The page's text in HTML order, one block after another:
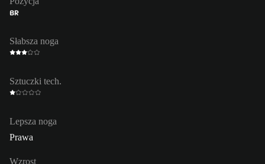
BR
Słabsza noga
Sztuczki tech.
Lepsza noga
Prawa
Wzrost